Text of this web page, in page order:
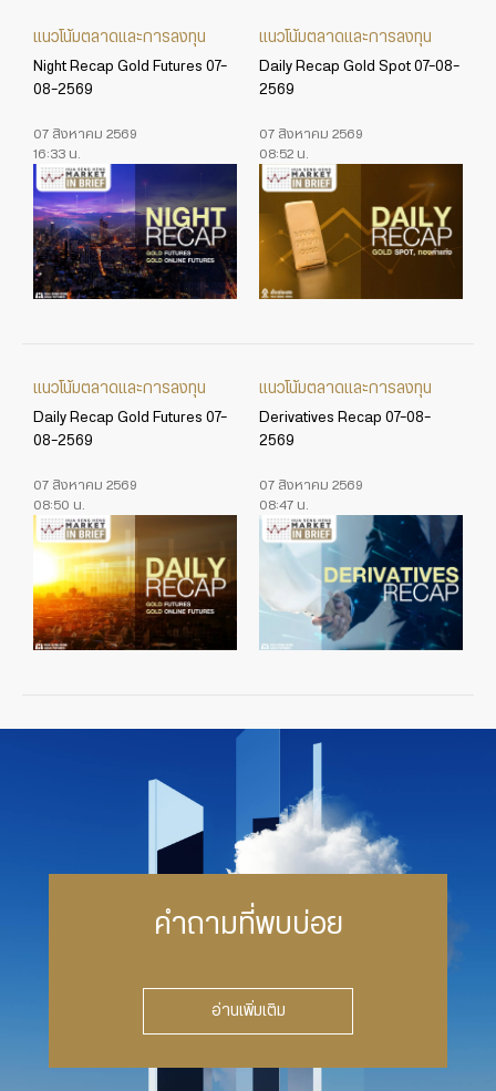
แนวโน้มตลาดและการลงทุน
Night Recap Gold Futures 07-
08-2569
07 สิงหาคม 2569
16:33 น.
แนวโน้มตลาดและการลงทุน
Daily Recap Gold Spot 07-08-
2569
07 สิงหาคม 2569
08:52 น.
แนวโน้มตลาดและการลงทุน
Daily Recap Gold Futures 07-
08-2569
07 สิงหาคม 2569
08:50 น.
แนวโน้มตลาดและการลงทุน
Derivatives Recap 07-08-
2569
07 สิงหาคม 2569
08:47 น.
คำถามที่พบบ่อย
อ่านเพิ่มเติม